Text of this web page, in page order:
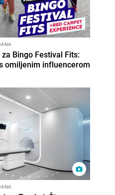
Bingo Festival Fits:
omiljenim influencerom